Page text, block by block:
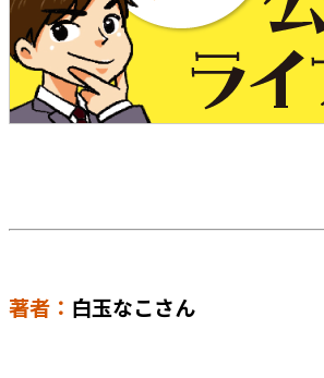
著者： 白玉なこさん